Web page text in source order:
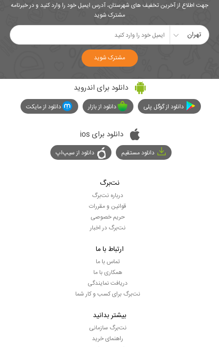
جهت اطلاع از آخرین تخفیف های شهرستان، آدرس ایمیل خود را وارد کنید و در خبرنامه
مشترک شوید
تهران
مشترک شوید
دانلود برای اندروید
دانلود از گوگل پلی دانلود از بازار دانلود از مایکت
دانلود برای ios
دانلود مستقیم دانلود از سیپ‌اپ
نت‌برگ
درباره نت‌برگ
قوانین و مقررات
حریم خصوصی
نت‌برگ در اخبار
ارتباط با ما
تماس با ما
همکاری با ما
دریافت نمایندگی
نت‌برگ برای کسب و کار شما
بیشتر بدانید
نت‌برگ سازمانی
راهنمای خرید